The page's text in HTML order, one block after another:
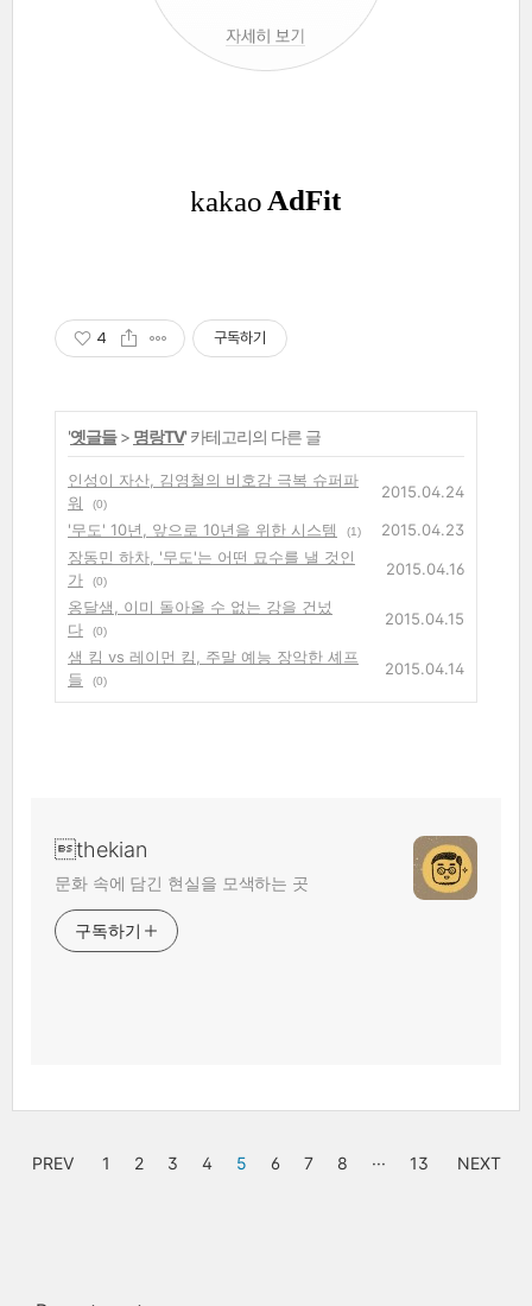
4 구독하기
'옛글들> 명랑TV' 카테고리의 다른 글
인성이 자산, 김영철의 비호감 극복 슈퍼파
워
(0)
2015.04.24
'무도' 10년, 앞으로 10년을 위한 시스템
(1)
2015.04.23
장동민 하차, '무도'는 어떤 묘수를 낼 것인
가
(0)
2015.04.16
옹달샘, 이미 돌아올 수 없는 강을 건넜
다
(0)
2015.04.15
샘 킴 vs 레이먼 킴, 주말 예능 장악한 셰프
들
(0)
2015.04.14
thekian
문화 속에 담긴 현실을 모색하는 곳
구독하기
PREV 1 2 3 4 5 6 7 8 ··· 13 NEXT